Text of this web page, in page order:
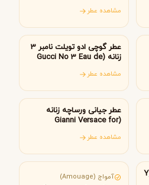
مشاهده عطر
عطر گوچی ادو تویلت نامبر 3
زنانه (Gucci No 3 Eau de
مشاهده عطر
عطر جیانی ورساچه زنانه
(Gianni Versace for
مشاهده عطر
عطر وای ایو سن لورن زنانه (Y
آمواج (Amouage)